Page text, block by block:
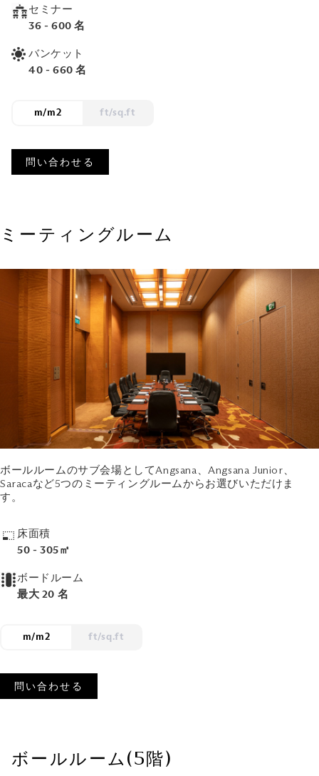
セミナー
36 - 600 名
バンケット
40 - 660 名
m/m2 ft/sq.ft
問い合わせる
ミーティングルーム
ボールルームのサブ会場としてAngsana、Angsana Junior、
Saracaなど5つのミーティングルームからお選びいただけま
す。
床面積
50 - 305㎡
ボードルーム
最大 20 名
m/m2 ft/sq.ft
問い合わせる
ボールルーム(5階)